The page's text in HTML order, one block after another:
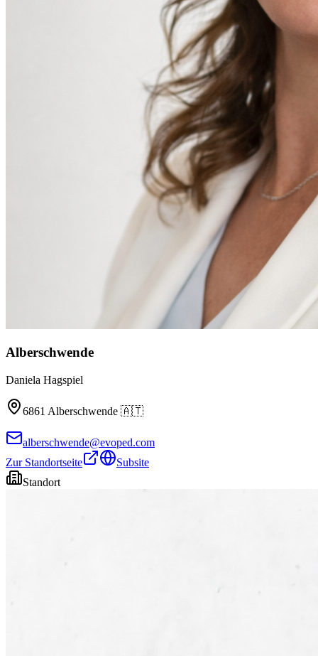
Alberschwende
Daniela Hagspiel
6861 Alberschwende 🇦🇹
alberschwende@evoped.com
Zur Standortseite
Subsite
Standort